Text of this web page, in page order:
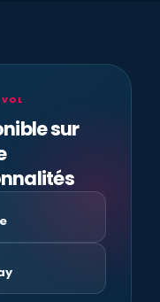
sur